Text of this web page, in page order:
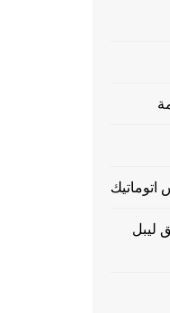
اتوماتيك
ليبل